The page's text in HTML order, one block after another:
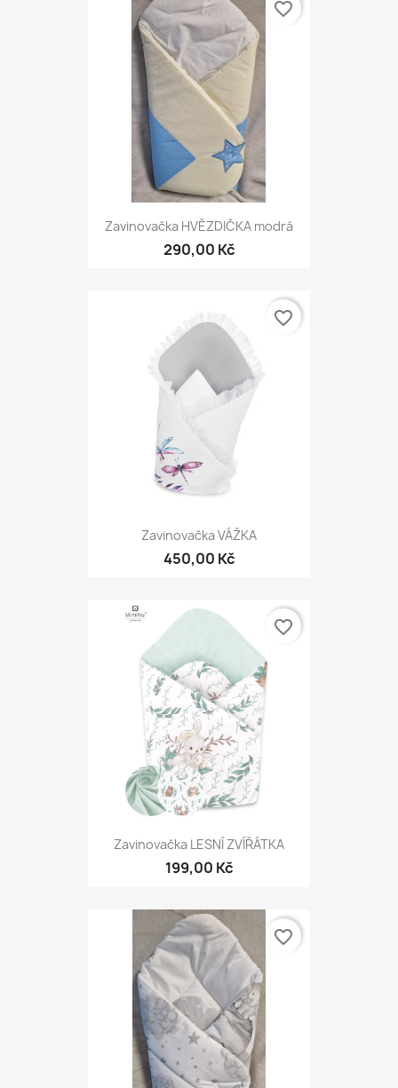
Zavinovačka HVĚZDIČKA modrá
290,00 Kč
favorite_border
Zavinovačka VÁŽKA
450,00 Kč
favorite_border
Zavinovačka LESNÍ ZVÍŘÁTKA
199,00 Kč
favorite_border
favorite_border